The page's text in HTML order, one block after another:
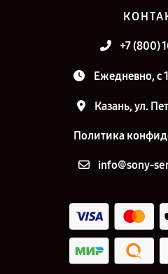
+7 (800)
Ежедневно, с
Казань, ул.
Политика
info@sony-